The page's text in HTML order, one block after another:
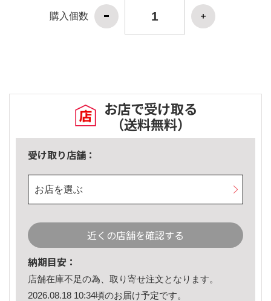
購入個数
お店で受け取る
（送料無料）
受け取り店舗：
お店を選ぶ
近くの店舗を確認する
納期目安：
店舗在庫不足の為、取り寄せ注文となります。
2026.08.18 10:34頃のお届け予定です。